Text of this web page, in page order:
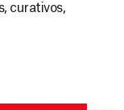
curativos,